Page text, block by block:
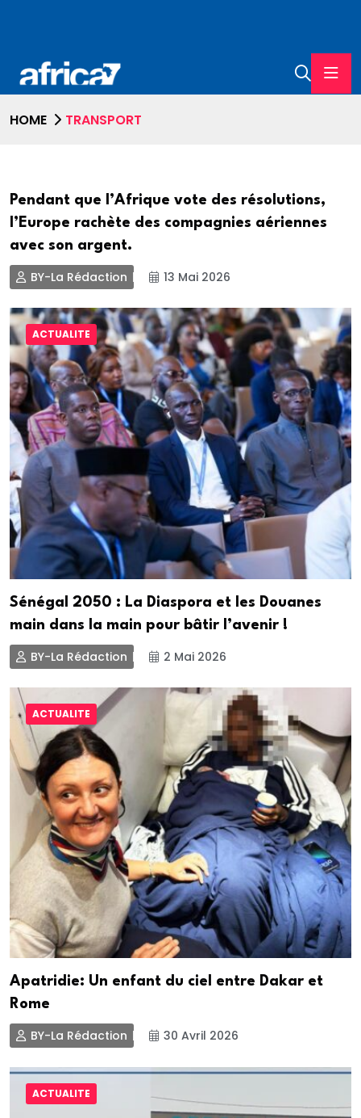
HOME TRANSPORT
Pendant que l’Afrique vote des résolutions,
l’Europe rachète des compagnies aériennes
avec son argent.
BY-La Rédaction 13 Mai 2026
ACTUALITE
Sénégal 2050 : La Diaspora et les Douanes
main dans la main pour bâtir l’avenir !
BY-La Rédaction 2 Mai 2026
ACTUALITE
Apatridie: Un enfant du ciel entre Dakar et
Rome
BY-La Rédaction 30 Avril 2026
ACTUALITE